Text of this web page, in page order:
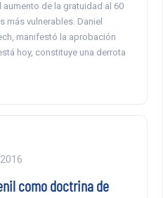
de la gratuidad al 60
más vulnerables. Daniel
manifestó la aprobación
hoy, constituye una derrota
como doctrina de